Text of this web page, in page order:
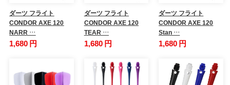
ダーツ フライト
CONDOR AXE 120
NARR …
1,680 円
ダーツ フライト
CONDOR AXE 120
TEAR …
1,680 円
ダーツ フライト
CONDOR AXE 120
Stan …
1,680 円